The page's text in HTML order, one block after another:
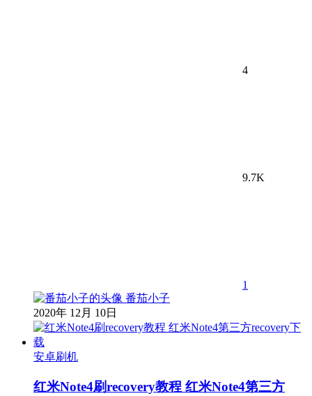
4
9.7K
1
番茄小子
2020年 12月 10日
安卓刷机
红米Note4刷recovery教程 红米Note4第三方